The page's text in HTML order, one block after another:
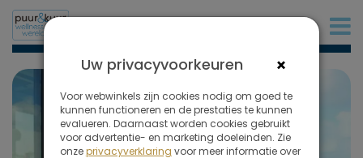
×
Uw privacyvoorkeuren
Voor webwinkels zijn cookies nodig om goed te
kunnen functioneren en de prestaties te kunnen
evalueren. Daarnaast worden cookies gebruikt
voor advertentie- en marketing doeleinden. Zie
onzeprivacyverklaring voor meer informatie over